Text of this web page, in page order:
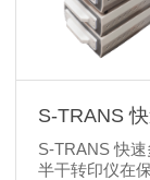
S-TRANS
通道半干转
S-TRANS 快
半干转印仪在